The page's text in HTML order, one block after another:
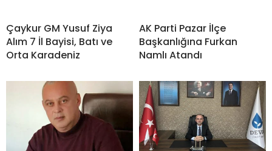
Çaykur GM Yusuf Ziya
Alım 7 İl Bayisi, Batı ve
Orta Karadeniz
AK Parti Pazar İlçe
Başkanlığına Furkan
Namlı Atandı